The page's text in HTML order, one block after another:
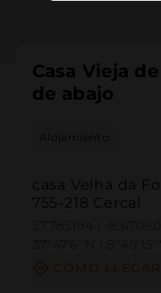
Casa Vieja
de abajo
Alojamiento
casa Velha da
755-218 Cercal